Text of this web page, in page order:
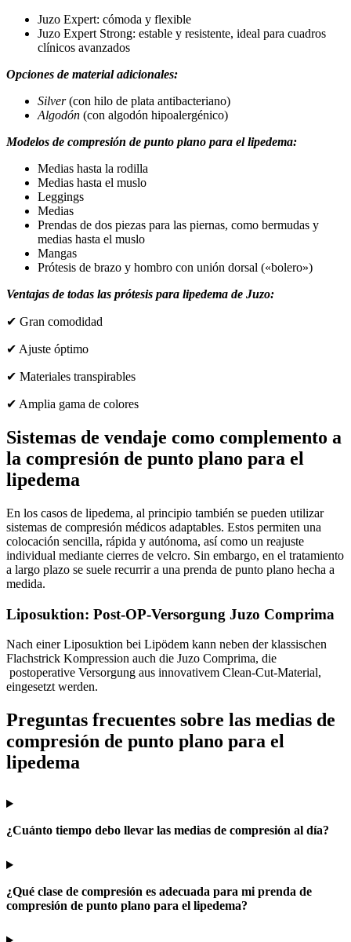
Juzo Expert: cómoda y flexible
Juzo Expert Strong: estable y resistente, ideal para cuadros
clínicos avanzados
Opciones de material adicionales:
Silver(con hilo de plata antibacteriano)
Algodón (con algodón hipoalergénico)
Modelos de compresión de punto plano para el lipedema:
Medias hasta la rodilla
Medias hasta el muslo
Leggings
Medias
Prendas de dos piezas para las piernas, como bermudas y
medias hasta el muslo
Mangas
Prótesis de brazo y hombro con unión dorsal («bolero»)
Ventajas de todas las prótesis para lipedema de Juzo:
✔ Gran comodidad
✔ Ajuste óptimo
✔ Materiales transpirables
✔ Amplia gama de colores
Sistemas de vendaje como complemento a
la compresión de punto plano para el
lipedema
En los casos de lipedema, al principio también se pueden utilizar
sistemas de compresión médicos adaptables. Estos permiten una
colocación sencilla, rápida y autónoma, así como un reajuste
individual mediante cierres de velcro. Sin embargo, en el tratamiento
a largo plazo se suele recurrir a una prenda de punto plano hecha a
medida.
Liposuktion: Post-OP-Versorgung Juzo Comprima
Nach einer Liposuktion bei Lipödem kann neben der klassischen
Flachstrick Kompression auch die Juzo Comprima, die
postoperative Versorgung aus innovativem Clean-Cut-Material,
eingesetzt werden.
Preguntas frecuentes sobre las medias de
compresión de punto plano para el
lipedema
¿Cuánto tiempo debo llevar las medias de compresión al día?
¿Qué clase de compresión es adecuada para mi prenda de
compresión de punto plano para el lipedema?